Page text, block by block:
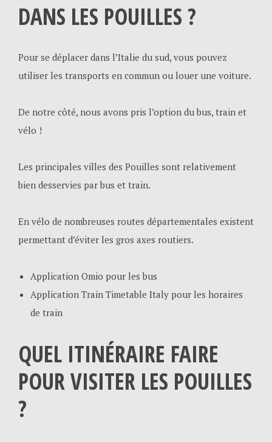
DANS LES POUILLES ?
Pour se déplacer dans l’Italie du sud, vous pouvez
utiliser les transports en commun ou louer une voiture.
De notre côté, nous avons pris l’option du bus, train et
vélo !
Les principales villes des Pouilles sont relativement
bien desservies par bus et train.
En vélo de nombreuses routes départementales existent
permettant d’éviter les gros axes routiers.
Application Omio pour les bus
Application Train Timetable Italy pour les horaires
de train
QUEL ITINÉRAIRE FAIRE
POUR VISITER LES POUILLES
?